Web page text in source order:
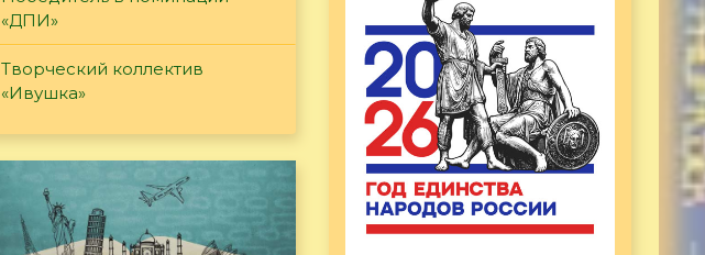
«ДПИ»
Творческий коллектив
«Ивушка»